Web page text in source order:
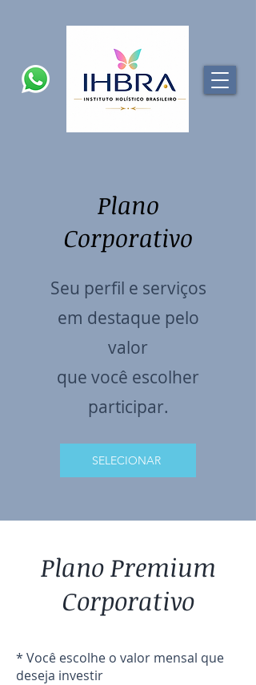
Plano
Corporativo
Seu perfil e serviços
em destaque pelo
valor
que você escolher
participar.
SELECIONAR
Plano Premium
Corporativo
* Você escolhe o valor mensal que
deseja investir